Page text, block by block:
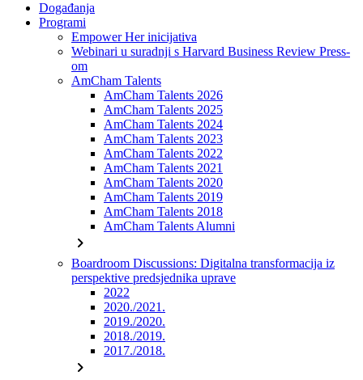
Događanja
Programi
Empower Her inicijativa
Webinari u suradnji s Harvard Business Review Press-
om
AmCham Talents
AmCham Talents 2026
AmCham Talents 2025
AmCham Talents 2024
AmCham Talents 2023
AmCham Talents 2022
AmCham Talents 2021
AmCham Talents 2020
AmCham Talents 2019
AmCham Talents 2018
AmCham Talents Alumni
chevron_right
Boardroom Discussions: Digitalna transformacija iz
perspektive predsjednika uprave
2022
2020./2021.
2019./2020.
2018./2019.
2017./2018.
chevron_right